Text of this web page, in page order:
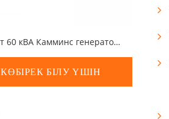
50 кВт 60 кВА Камминс генераторы
КӨБІРЕК БІЛУ ҮШІН